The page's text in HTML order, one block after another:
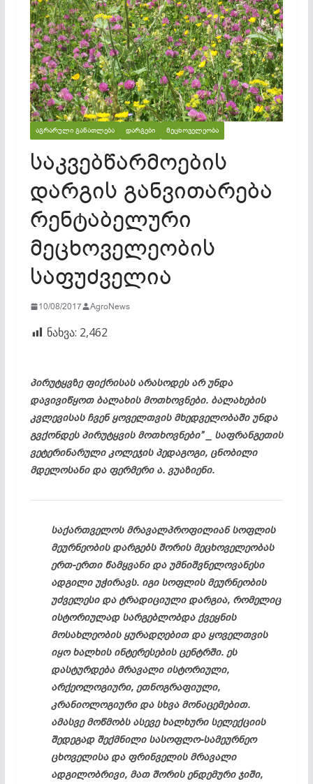
ᲐᲒᲠᲐᲠᲣᲚᲘ ᲒᲐᲜᲐᲗᲚᲔᲑᲐ ᲓᲐᲠᲒᲔᲑᲘ ᲛᲔᲪᲮᲝᲕᲔᲚᲔᲝᲑᲐ
საკვებწარმოების
დარგის განვითარება
რენტაბელური
მეცხოველეობის
საფუძველია
10/08/2017 AgroNews
ნახვა: 2,462
პირუტყვზე ფიქრისას არასოდეს არ უნდა
დავივიწყოთ ბალახის მოთხოვნები. ბალახების
კვლევისას ჩვენ ყოველთვის მხედველობაში უნდა
გვქონდეს პირუტყვის მოთხოვნები” _ საფრანგეთის
ვეტერინარული კოლეჯის პედაგოგი, ცნობილი
მდელოსანი და ფერმერი ა. ვუაზიენი.
საქართველოს მრავალპროფილიან სოფლის
მეურნეობის დარგებს შორის მეცხოველეობას
ერთ-ერთი წამყვანი და უმნიშვნელოვანესი
ადგილი უჭირავს. იგი სოფლის მეურნეობის
უძველესი და ტრადიციული დარგია, რომელიც
ისტორიულად სარგებლობდა ქვეყნის
მოსახლეობის ყურადღებით და ყოველთვის
იყო ხალხის ინტერესების ცენტრში. ეს
დასტურდება მრავალი ისტორიული,
არქეოლოგიური, ეთნოგრაფიული,
კრანიოლოგიური და სხვა მონაცემებით.
ამასვე მოწმობს ასევე ხალხური სელექციის
შედეგად შექმნილი სასოფლო-სამეურნეო
ცხოველისა და ფრინველის მრავალი
ადგილობრივი, მათ შორის ენდემური ჯიში,